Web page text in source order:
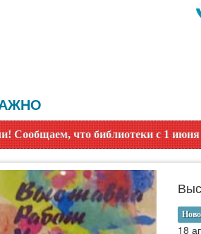
с 1 июня переходят на летний
18